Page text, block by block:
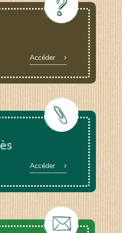
Accéder
Accéder